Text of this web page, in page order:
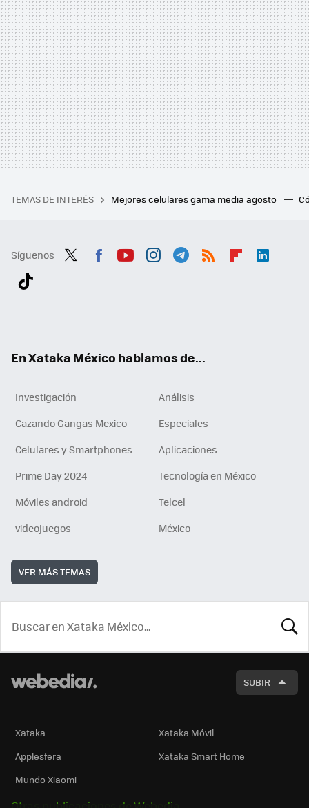
TEMAS DE INTERÉS Mejores celulares gama media agosto
Síguenos
En Xataka México hablamos de...
Investigación
Análisis
Cazando Gangas Mexico
Especiales
Celulares y Smartphones
Aplicaciones
Prime Day 2024
Tecnología en México
Móviles android
Telcel
videojuegos
México
VER MÁS TEMAS
SUBIR
Xataka
Xataka Móvil
Applesfera
Xataka Smart Home
Mundo Xiaomi